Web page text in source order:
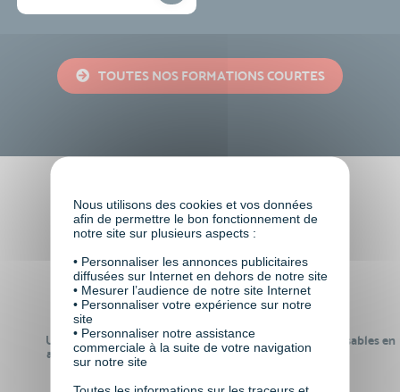
TOUTES NOS FORMATIONS COURTES
Faire le choix de VISIPLUS
academy c’est
Un réseau de 22 000
anciens participants
100% des formations réalisables en
digital learning
Nous utilisons des cookies et vos données
afin de permettre le bon fonctionnement de
notre site sur plusieurs aspects :
• Personnaliser les annonces publicitaires
diffusées sur Internet en dehors de notre site
• Mesurer l’audience de notre site Internet
• Personnaliser votre expérience sur notre
site
• Personnaliser notre assistance
commerciale à la suite de votre navigation
sur notre site